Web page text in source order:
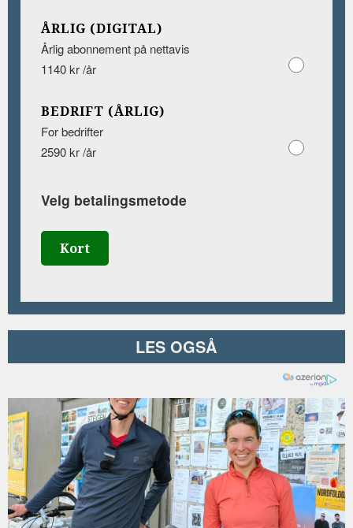
ÅRLIG (DIGITAL)
Årlig abonnement på nettavis
1140 kr /år
BEDRIFT (ÅRLIG)
For bedrifter
2590 kr /år
Velg betalingsmetode
Kort
LES OGSÅ